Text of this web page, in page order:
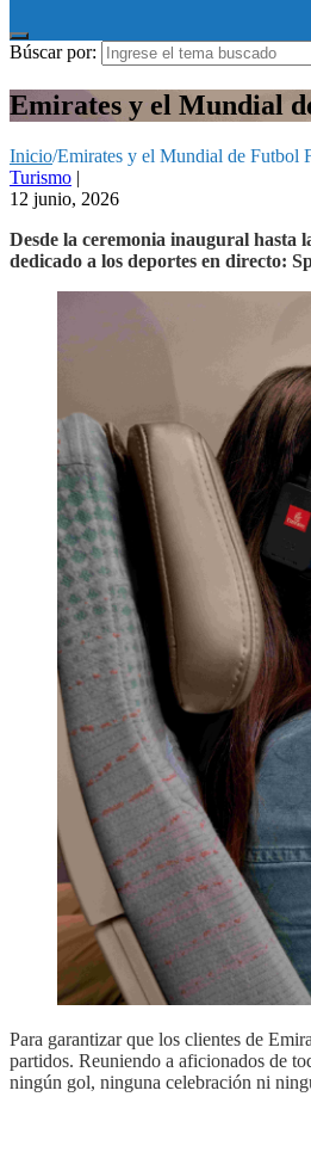
Búscar por:
Emirates y el Mundial
Inicio/Emirates y el Mundial de Futbol
Turismo |
12 junio, 2026
Desde la ceremonia inaugural
dedicado a los deportes en directo:
Para garantizar que los clientes de
partidos. Reuniendo a aficionados de
ningún gol, ninguna celebración ni